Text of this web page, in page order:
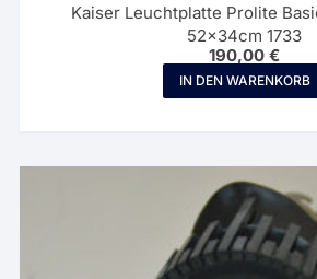
Kaiser Leuchtplatte Prolite Basic
52x34cm 1733
190,00€
IN DEN WARENKORB